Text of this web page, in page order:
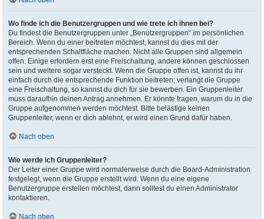
Wo finde ich die Benutzergruppen und wie trete ich ihnen bei?
Du findest die Benutzergruppen unter „Benutzergruppen“ im persönlichen
Bereich. Wenn du einer beitreten möchtest, kannst du dies mit der
entsprechenden Schaltfläche machen. Nicht alle Gruppen sind allgemein
offen. Einige erfordern erst eine Freischaltung, andere können geschlossen
sein und weitere sogar versteckt. Wenn die Gruppe offen ist, kannst du ihr
einfach durch die entsprechende Funktion beitreten; verlangt die Gruppe
eine Freischaltung, so kannst du dich für sie bewerben. Ein Gruppenleiter
muss daraufhin deinen Antrag annehmen. Er könnte fragen, warum du in die
Gruppe aufgenommen werden möchtest. Bitte belästige keinen
Gruppenleiter, wenn er dich ablehnt, er wird einen Grund dafür haben.
Nach oben
Wie werde ich Gruppenleiter?
Der Leiter einer Gruppe wird normalerweise durch die Board-Administration
festgelegt, wenn die Gruppe erstellt wird. Wenn du eine eigene
Benutzergruppe erstellen möchtest, dann solltest du einen Administrator
kontaktieren.
Nach oben